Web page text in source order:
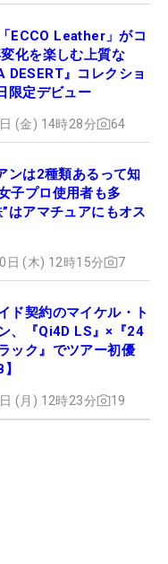
ECCO Leather」がコ
化を楽しむ上質な
DESERT』コレクショ
限定デビュー
(金) 14時28分 64
ンは2種類あるって知
子プロ使用者も多
はアマチュアにもオス
日 (木) 12時15分 7
ド契約のマイケル・ト
、『Qi4D LS』×『24
ック』でツアー初優
(月) 12時23分 19